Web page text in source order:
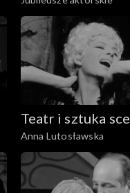
Teatr i sztuka
Anna Lutosławska